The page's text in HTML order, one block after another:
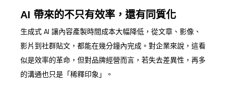
AI 帶來的不只有效率，還有同質化
生成式 AI 讓內容產製時間成本大幅降低，從文章、影像、
影片到社群貼文，都能在幾分鐘內完成。對企業來說，這看
似是效率的革命，但對品牌經營而言，若失去差異性，再多
的溝通也只是「稀釋印象」。